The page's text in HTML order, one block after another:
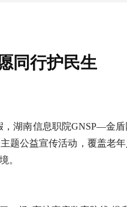
同行护民生
湖南信息职院GNSP—金
题公益宣传活动，覆盖老
。